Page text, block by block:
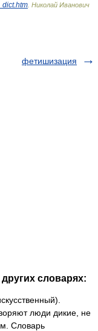
Николай Иванович
фетишизация
словарях:
люди дикие, не
Словарь